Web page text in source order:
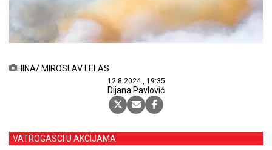
HINA/ MIROSLAV LELAS
12.8.2024., 19:35
Dijana Pavlović
VATROGASCI U AKCIJAMA